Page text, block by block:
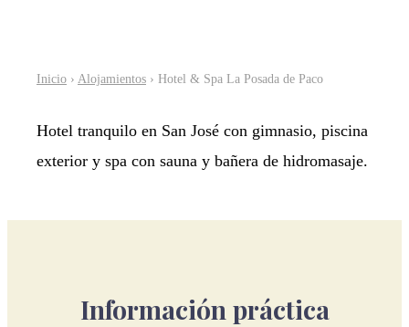
Inicio › Alojamientos › Hotel & Spa La Posada de Paco
Hotel tranquilo en San José con gimnasio, piscina
exterior y spa con sauna y bañera de hidromasaje.
Información práctica